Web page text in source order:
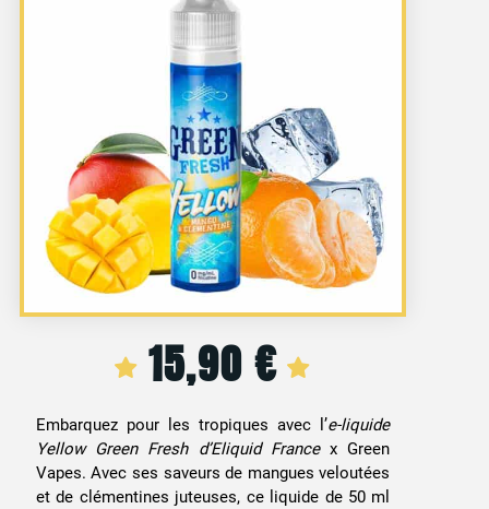
15,90€
Embarquez pour les tropiques avec l’e-liquide
Yellow Green Fresh d’Eliquid Francex Green
Vapes. Avec ses saveurs de mangues veloutées
et de clémentines juteuses, ce liquide de 50 ml